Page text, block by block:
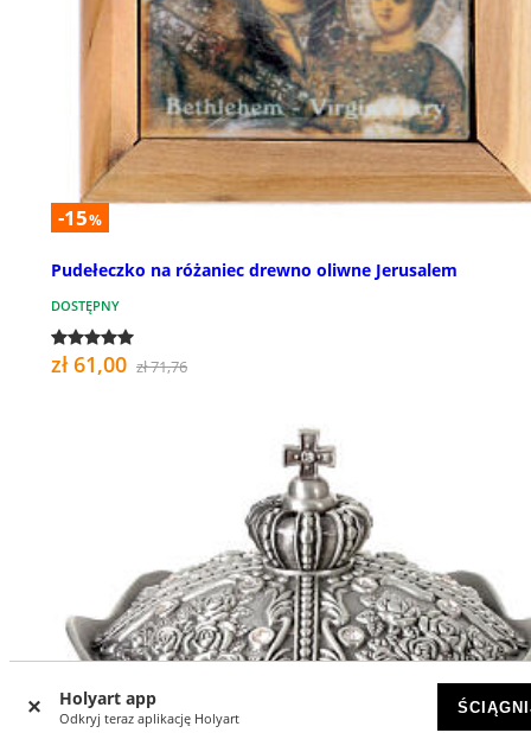
Holyart app
Odkryj teraz aplikację Holyart
-15%
Pudełeczko na różaniec drewno oliwne Jerusalem
DOSTĘPNY
zł 61,00 zł 71,76